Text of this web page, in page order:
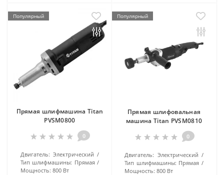
Популярный
Прямая шлифмашина Titan
PVSM0800
0
Двигатель: Электрический
Тип шлифмашины: Прямая
Мощность: 800 Вт
Популярный
Прямая шлифовальная
машина Titan PVSM0810
0
Двигатель: Электрический
Тип шлифмашины: Прямая
Мощность: 800 Вт